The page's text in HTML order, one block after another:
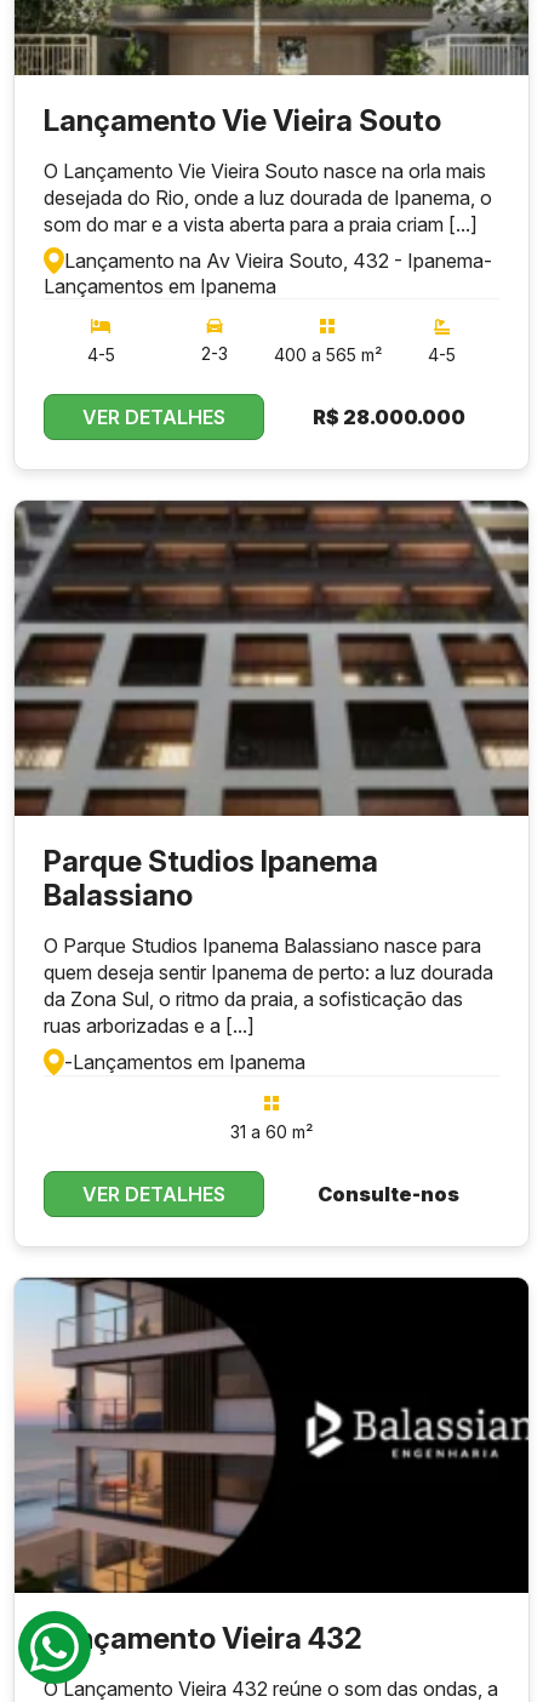
Lançamento Vie Vieira Souto
O Lançamento Vie Vieira Souto nasce na orla mais
desejada do Rio, onde a luz dourada de Ipanema, o
som do mar e a vista aberta para a praia criam [...]
Lançamento na Av Vieira Souto, 432 - Ipanema-
Lançamentos em Ipanema
4-5 2-3 400 a 565 m² 4-5
VER DETALHES R$ 28.000.000
Parque Studios Ipanema
Balassiano
O Parque Studios Ipanema Balassiano nasce para
quem deseja sentir Ipanema de perto: a luz dourada
da Zona Sul, o ritmo da praia, a sofisticação das
ruas arborizadas e a [...]
-Lançamentos em Ipanema
31 a 60 m²
VER DETALHES Consulte-nos
Lançamento Vieira 432
O Lançamento Vieira 432 reúne o som das ondas, a